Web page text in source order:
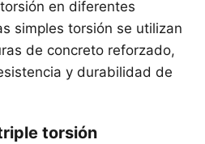
en diferentes
simples torsión se utilizan
de concreto reforzado,
y durabilidad de
torsión